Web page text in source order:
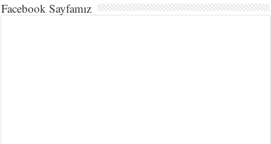
Facebook Sayfamız